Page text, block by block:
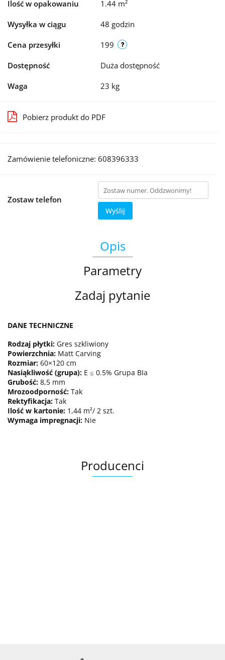
Ilość w opakowaniu 1.44 m²
Wysyłka w ciągu 48 godzin
Cena przesyłki 199
Dostępność Duża dostępność
Waga 23 kg
Pobierz produkt do PDF
Zamówienie telefoniczne: 608396333
Zostaw telefon
Wyślij
Opis
Parametry
Zadaj pytanie
DANE TECHNICZNE
Rodzaj płytki: Gres szkliwiony
Powierzchnia: Matt Carving
Rozmiar: 60×120 cm
Nasiąkliwość (grupa): E ≤ 0.5% Grupa BIa
Grubość: 8,5 mm
Mrozoodporność: Tak
Rektyfikacja: Tak
Ilość w kartonie: 1,44 m²/ 2 szt.
Wymaga impregnacji: Nie
Producenci